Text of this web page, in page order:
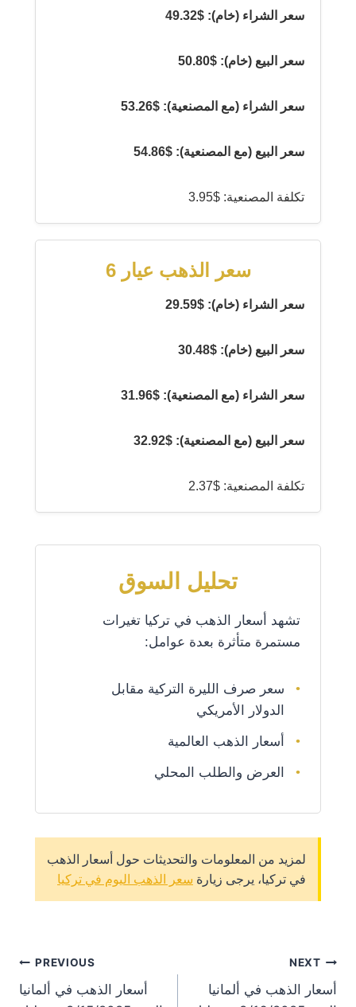
سعر الشراء (خام): $49.32
سعر البيع (خام): $50.80
سعر الشراء (مع المصنعية): $53.26
سعر البيع (مع المصنعية): $54.86
تكلفة المصنعية: $3.95
سعر الذهب عيار 6
سعر الشراء (خام): $29.59
سعر البيع (خام): $30.48
سعر الشراء (مع المصنعية): $31.96
سعر البيع (مع المصنعية): $32.92
تكلفة المصنعية: $2.37
تحليل السوق
تشهد أسعار الذهب في تركيا تغيرات
مستمرة متأثرة بعدة عوامل:
سعر صرف الليرة التركية مقابل
الدولار الأمريكي
أسعار الذهب العالمية
العرض والطلب المحلي
لمزيد من المعلومات والتحديثات حول أسعار الذهب
في تركيا، يرجى زيارة سعر الذهب اليوم في تركيا
PREVIOUS
أسعار الذهب في ألمانيا
NEXT
أسعار الذهب في ألمانيا